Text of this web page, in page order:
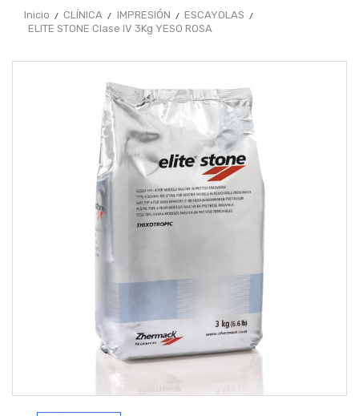
Inicio CLÍNICA IMPRESIÓN
ESCAYOLAS
ELITE STONE Clase IV 3Kg YESO ROSA